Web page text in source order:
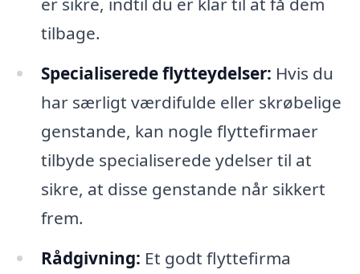
tilbage.
Specialiserede flytteydelser: Hvis du
har særligt værdifulde eller skrøbelige
genstande, kan nogle flyttefirmaer
tilbyde specialiserede ydelser til at
sikre, at disse genstande når sikkert
frem.
Rådgivning: Et godt flyttefirma